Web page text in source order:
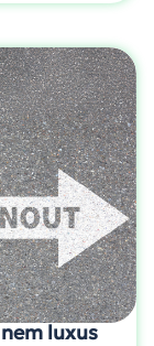
luxus